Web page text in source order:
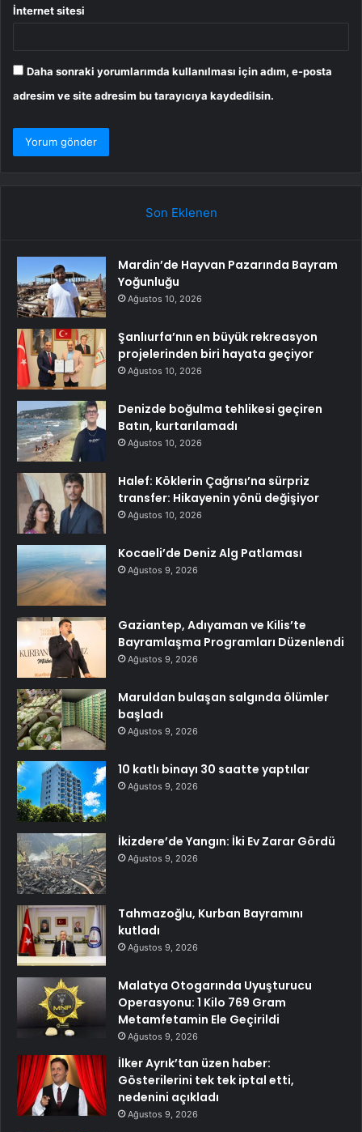
İnternet sitesi
Daha sonraki yorumlarımda kullanılması için adım, e-posta
adresim ve site adresim bu tarayıcıya kaydedilsin.
Son Eklenen
Mardin’de Hayvan Pazarında Bayram
Yoğunluğu
Ağustos 10, 2026
Şanlıurfa’nın en büyük rekreasyon
projelerinden biri hayata geçiyor
Ağustos 10, 2026
Denizde boğulma tehlikesi geçiren
Batın, kurtarılamadı
Ağustos 10, 2026
Halef: Köklerin Çağrısı’na sürpriz
transfer: Hikayenin yönü değişiyor
Ağustos 10, 2026
Kocaeli’de Deniz Alg Patlaması
Ağustos 9, 2026
Gaziantep, Adıyaman ve Kilis’te
Bayramlaşma Programları Düzenlendi
Ağustos 9, 2026
Maruldan bulaşan salgında ölümler
başladı
Ağustos 9, 2026
10 katlı binayı 30 saatte yaptılar
Ağustos 9, 2026
İkizdere’de Yangın: İki Ev Zarar Gördü
Ağustos 9, 2026
Tahmazoğlu, Kurban Bayramını
kutladı
Ağustos 9, 2026
Malatya Otogarında Uyuşturucu
Operasyonu: 1 Kilo 769 Gram
Metamfetamin Ele Geçirildi
Ağustos 9, 2026
İlker Ayrık’tan üzen haber:
Gösterilerini tek tek iptal etti,
nedenini açıkladı
Ağustos 9, 2026